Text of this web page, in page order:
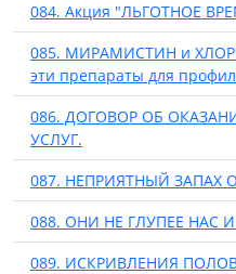
084. Акция "ЛЬГОТНОЕ
085. МИРАМИСТИН и
эти препараты для
086. ДОГОВОР ОБ
УСЛУГ.
087. НЕПРИЯТНЫЙ ЗАПАХ
088. ОНИ НЕ ГЛУПЕЕ НАС
089. ИСКРИВЛЕНИЯ